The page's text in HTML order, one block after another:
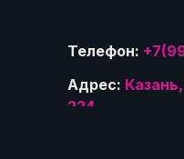
Телефон:
Адрес:
224